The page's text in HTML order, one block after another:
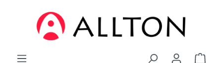
Zum Hauptinhalt springen